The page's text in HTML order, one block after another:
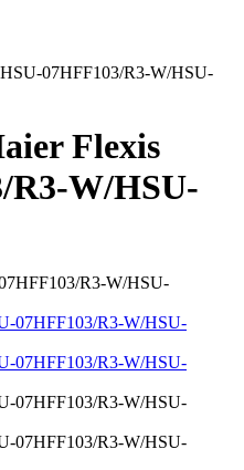
07HFF103/R3-W/HSU-
Flexis
R3-W/HSU-
R3-W/HSU-